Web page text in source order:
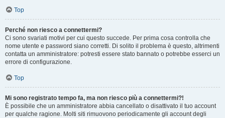
Top
Perché non riesco a connettermi?
Ci sono svariati motivi per cui questo succede. Per prima cosa controlla che
nome utente e password siano corretti. Di solito il problema è questo, altrimenti
contatta un amministratore: potresti essere stato bannato o potrebbe esserci un
errore di configurazione.
Top
Mi sono registrato tempo fa, ma non riesco più a connettermi?!
È possibile che un amministratore abbia cancellato o disattivato il tuo account
per qualche ragione. Molti siti rimuovono periodicamente gli account degli